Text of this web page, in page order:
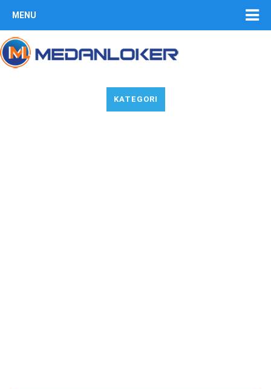
MENU
KATEGORI